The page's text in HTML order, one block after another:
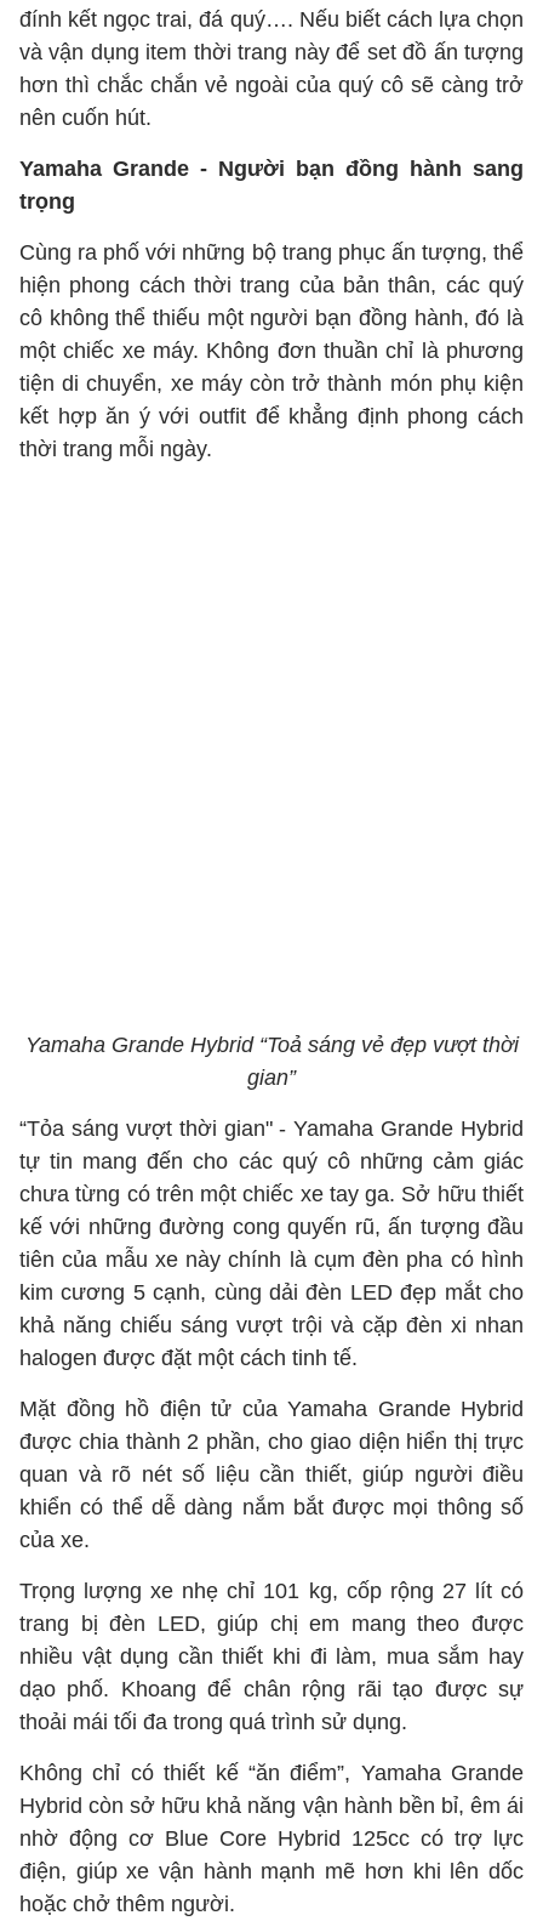
đính kết ngọc trai, đá quý…. Nếu biết cách lựa chọn
và vận dụng item thời trang này để set đồ ấn tượng
hơn thì chắc chắn vẻ ngoài của quý cô sẽ càng trở
nên cuốn hút.
Yamaha Grande - Người bạn đồng hành sang
trọng
Cùng ra phố với những bộ trang phục ấn tượng, thể
hiện phong cách thời trang của bản thân, các quý
cô không thể thiếu một người bạn đồng hành, đó là
một chiếc xe máy. Không đơn thuần chỉ là phương
tiện di chuyển, xe máy còn trở thành món phụ kiện
kết hợp ăn ý với outfit để khẳng định phong cách
thời trang mỗi ngày.
Yamaha Grande Hybrid “Toả sáng vẻ đẹp vượt thời
gian”
“Tỏa sáng vượt thời gian" - Yamaha Grande Hybrid
tự tin mang đến cho các quý cô những cảm giác
chưa từng có trên một chiếc xe tay ga. Sở hữu thiết
kế với những đường cong quyến rũ, ấn tượng đầu
tiên của mẫu xe này chính là cụm đèn pha có hình
kim cương 5 cạnh, cùng dải đèn LED đẹp mắt cho
khả năng chiếu sáng vượt trội và cặp đèn xi nhan
halogen được đặt một cách tinh tế.
Mặt đồng hồ điện tử của Yamaha Grande Hybrid
được chia thành 2 phần, cho giao diện hiển thị trực
quan và rõ nét số liệu cần thiết, giúp người điều
khiển có thể dễ dàng nắm bắt được mọi thông số
của xe.
Trọng lượng xe nhẹ chỉ 101 kg, cốp rộng 27 lít có
trang bị đèn LED, giúp chị em mang theo được
nhiều vật dụng cần thiết khi đi làm, mua sắm hay
dạo phố. Khoang để chân rộng rãi tạo được sự
thoải mái tối đa trong quá trình sử dụng.
Không chỉ có thiết kế “ăn điểm”, Yamaha Grande
Hybrid còn sở hữu khả năng vận hành bền bỉ, êm ái
nhờ động cơ Blue Core Hybrid 125cc có trợ lực
điện, giúp xe vận hành mạnh mẽ hơn khi lên dốc
hoặc chở thêm người.